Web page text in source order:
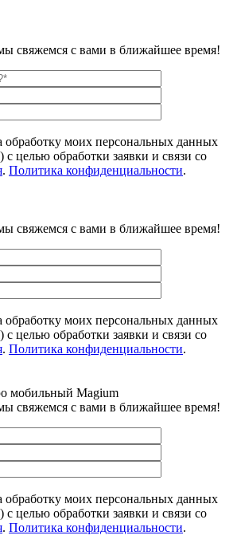
свяжемся с вами в ближайшее время!
обработку моих персональных данных
целью обработки заявки и связи со
. Политика конфиденциальности.
свяжемся с вами в ближайшее время!
обработку моих персональных данных
целью обработки заявки и связи со
. Политика конфиденциальности.
мобильный Magium
свяжемся с вами в ближайшее время!
обработку моих персональных данных
целью обработки заявки и связи со
. Политика конфиденциальности.